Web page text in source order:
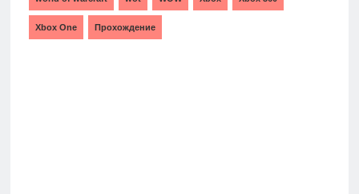
Xbox One Прохождение